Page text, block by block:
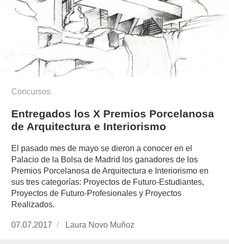
Concursos
Entregados los X Premios Porcelanosa
de Arquitectura e Interiorismo
El pasado mes de mayo se dieron a conocer en el
Palacio de la Bolsa de Madrid los ganadores de los
Premios Porcelanosa de Arquitectura e Interiorismo en
sus tres categorías: Proyectos de Futuro-Estudiantes,
Proyectos de Futuro-Profesionales y Proyectos
Realizados.
Publicado
07.07.2017
https://www.experimenta.es/author/laura-
Laura Novo Muñoz